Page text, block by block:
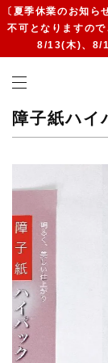
〔夏季休業のお知
不可となりますの
8/13(木)、8/
障子紙ハイ